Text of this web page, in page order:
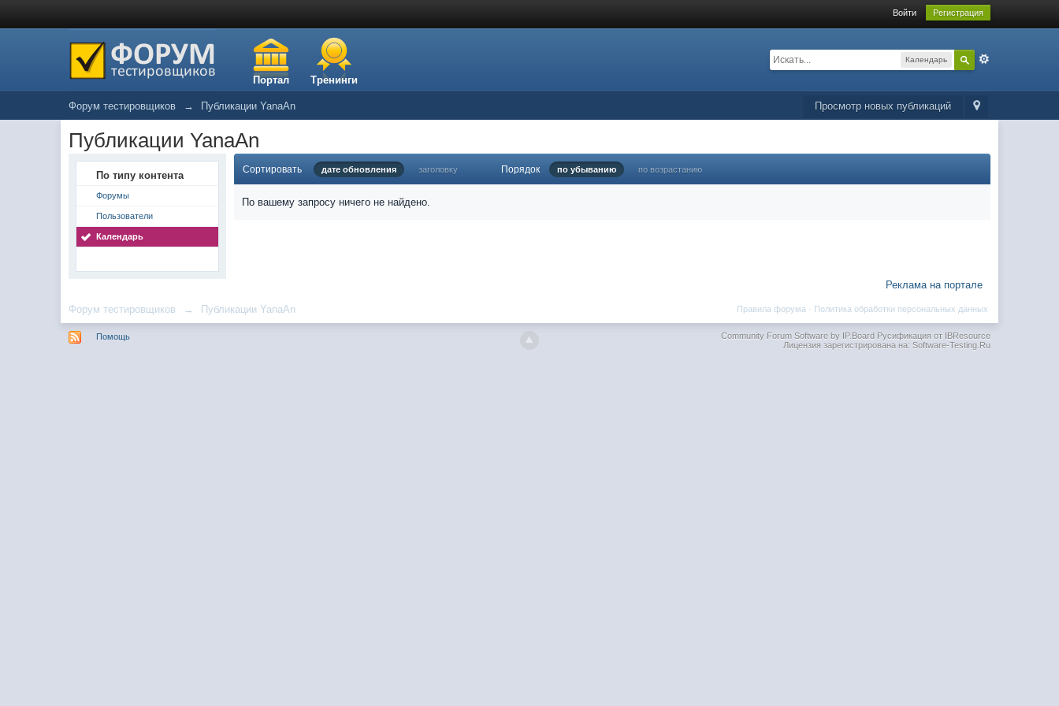
Войти Регистрация
Портал Тренинги
Календарь
Просмотр новых публикаций
Форум тестировщиков → Публикации YanaAn
Публикации YanaAn
По типу контента
Форумы
Пользователи
Календарь
Сортировать дате обновления заголовку Порядок по убыванию по возрастанию
По вашему запросу ничего не найдено.
Реклама на портале
Форум тестировщиков → Публикации YanaAn Политика обработки персональных данных
Правила форума ·
Помощь Community Forum Software by IP.BoardРусификация от IBResource
Лицензия зарегистрирована на: Software-Testing.Ru